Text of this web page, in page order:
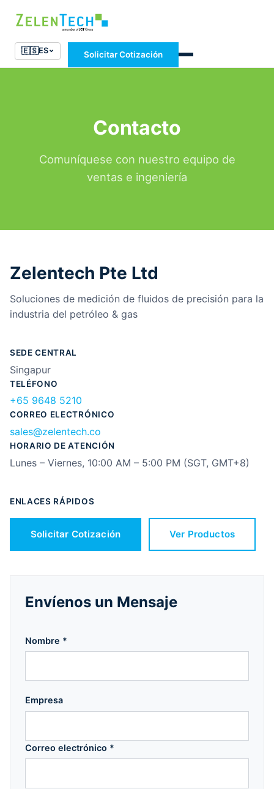
🇪🇸ES Solicitar Cotización
Contacto
Comuníquese con nuestro equipo de
ventas e ingeniería
Zelentech Pte Ltd
Soluciones de medición de fluidos de precisión para la
industria del petróleo & gas
SEDE CENTRAL
Singapur
TELÉFONO
+65 9648 5210
CORREO ELECTRÓNICO
sales@zelentech.co
HORARIO DE ATENCIÓN
Lunes – Viernes, 10:00 AM – 5:00 PM (SGT, GMT+8)
ENLACES RÁPIDOS
Solicitar Cotización Ver Productos
Envíenos un Mensaje
Nombre *
Empresa
Correo electrónico *